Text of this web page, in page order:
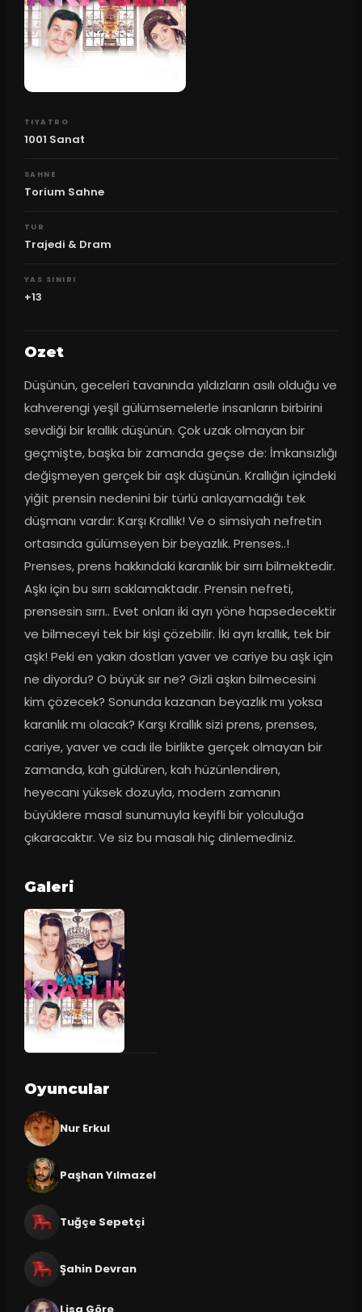
TIYATRO
1001 Sanat
SAHNE
Torium Sahne
TUR
Trajedi & Dram
YAS SINIRI
+13
Ozet
Düşünün, geceleri tavanında yıldızların asılı olduğu ve
kahverengi yeşil gülümsemelerle insanların birbirini
sevdiği bir krallık düşünün. Çok uzak olmayan bir
geçmişte, başka bir zamanda geçse de: İmkansızlığı
değişmeyen gerçek bir aşk düşünün. Krallığın içindeki
yiğit prensin nedenini bir türlü anlayamadığı tek
düşmanı vardır: Karşı Krallık! Ve o simsiyah nefretin
ortasında gülümseyen bir beyazlık. Prenses..!
Prenses, prens hakkındaki karanlık bir sırrı bilmektedir.
Aşkı için bu sırrı saklamaktadır. Prensin nefreti,
prensesin sırrı.. Evet onları iki ayrı yöne hapsedecektir
ve bilmeceyi tek bir kişi çözebilir. İki ayrı krallık, tek bir
aşk! Peki en yakın dostları yaver ve cariye bu aşk için
ne diyordu? O büyük sır ne? Gizli aşkın bilmecesini
kim çözecek? Sonunda kazanan beyazlık mı yoksa
karanlık mı olacak? Karşı Krallık sizi prens, prenses,
cariye, yaver ve cadı ile birlikte gerçek olmayan bir
zamanda, kah güldüren, kah hüzünlendiren,
heyecanı yüksek dozuyla, modern zamanın
büyüklere masal sunumuyla keyifli bir yolculuğa
çıkaracaktır. Ve siz bu masalı hiç dinlemediniz.
Galeri
Oyuncular
Nur Erkul
Paşhan Yılmazel
Tuğçe Sepetçi
Şahin Devran
Lisa Göre